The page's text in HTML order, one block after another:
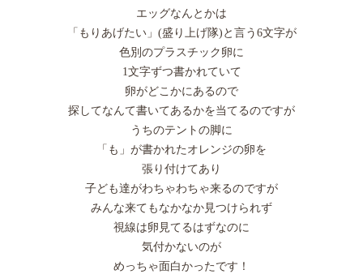
エッグなんとかは
「もりあげたい」(盛り上げ隊)と言う6文字が
色別のプラスチック卵に
1文字ずつ書かれていて
卵がどこかにあるので
探してなんて書いてあるかを当てるのですが
うちのテントの脚に
「も」が書かれたオレンジの卵を
張り付けてあり
子ども達がわちゃわちゃ来るのですが
みんな来てもなかなか見つけられず
視線は卵見てるはずなのに
気付かないのが
めっちゃ面白かったです！